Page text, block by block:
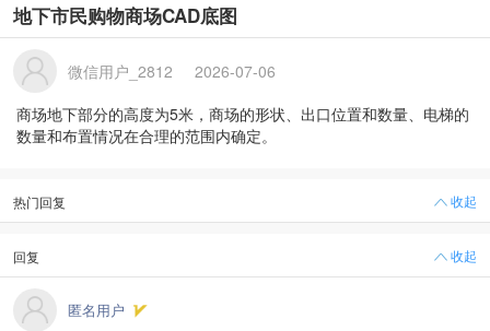
地下市民购物商场CAD底图
微信用户_2812
2026-07-06
商场地下部分的高度为5米，商场的形状、出口位置和数量、电梯的
数量和布置情况在合理的范围内确定。
热门回复 收起
回复 收起
匿名用户